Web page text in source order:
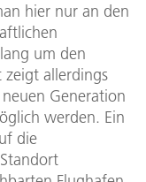
hier nur an den
um den
zeigt allerdings
Generation
werden. Ein
die